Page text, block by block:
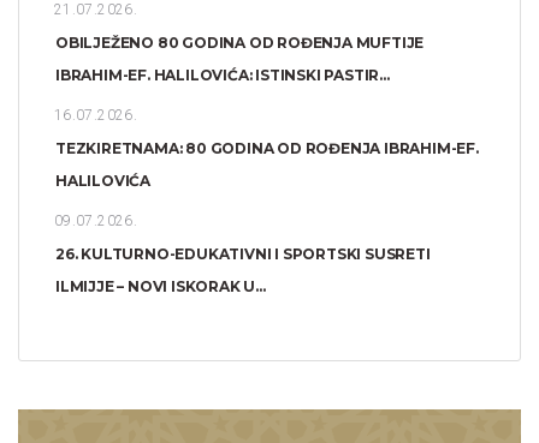
21.07.2026.
OBILJEŽENO 80 GODINA OD ROĐENJA MUFTIJE
IBRAHIM-EF. HALILOVIĆA: ISTINSKI PASTIR...
16.07.2026.
TEZKIRETNAMA: 80 GODINA OD ROĐENJA IBRAHIM-EF.
HALILOVIĆA
09.07.2026.
26. KULTURNO-EDUKATIVNI I SPORTSKI SUSRETI
ILMIJJE – NOVI ISKORAK U...